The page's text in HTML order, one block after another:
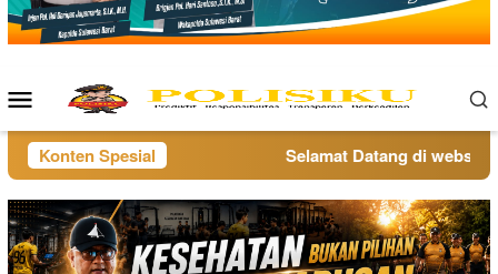
Menu
Mobile
Konten Spesial Selamat Datang di website